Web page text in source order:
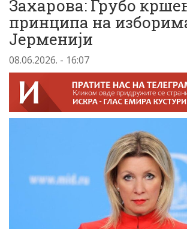
Захарова: Грубо
принципа на
Јерменији
08.06.2026. - 16:07